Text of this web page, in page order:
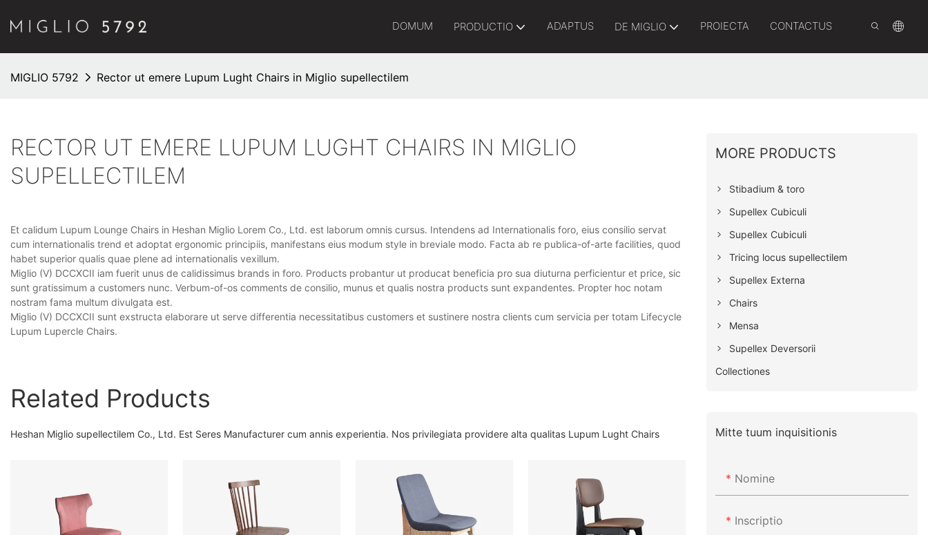
DOMUM PRODUCTIO ADAPTUS DE MIGLIO PROIECTA CONTACTUS
MIGLIO 5792 Rector ut emere Lupum Lught Chairs in Miglio supellectilem
RECTOR UT EMERE LUPUM LUGHT CHAIRS IN MIGLIO
SUPELLECTILEM
Et calidum Lupum Lounge Chairs in Heshan Miglio Lorem Co., Ltd. est laborum omnis cursus. Intendens ad Internationalis foro, eius consilio servat
cum internationalis trend et adoptat ergonomic principiis, manifestans eius modum style in breviale modo. Facta ab re publica-of-arte facilities, quod
habet superior qualis quae plene ad internationalis vexillum.
Miglio (V) DCCXCII iam fuerit unus de calidissimus brands in foro. Products probantur ut producat beneficia pro sua diuturna perficientur et price, sic
sunt gratissimum a customers nunc. Verbum-of-os comments de consilio, munus et qualis nostra products sunt expandentes. Propter hoc notam
nostram fama multum divulgata est.
Miglio (V) DCCXCII sunt exstructa elaborare ut serve differentia necessitatibus customers et sustinere nostra clients cum servicia per totam Lifecycle
Lupum Lupercle Chairs.
Related Products
Heshan Miglio supellectilem Co., Ltd. Est Seres Manufacturer cum annis experientia. Nos privilegiata providere alta qualitas Lupum Lught Chairs
MORE PRODUCTS
Stibadium & toro
Supellex Cubiculi
Supellex Cubiculi
Tricing locus supellectilem
Supellex Externa
Chairs
Mensa
Supellex Deversorii
Collectiones
Mitte tuum inquisitionis
Nomine
Inscriptio